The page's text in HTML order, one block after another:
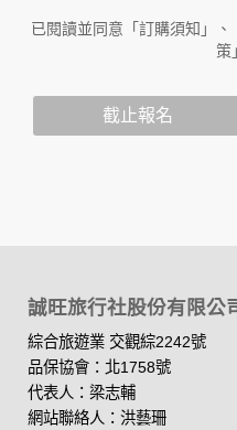
人員。例如您透過本公司旗
放連結的廠商也可能蒐集您
人資訊，這些廣告廠商或連
您個人在本網站上的聊天室
於一般瀏覽時，伺服器會自
設備的 IP 位址、使用時間、
錄等，做為我們增進網站服
用，決不對外公布。
為提供精確的服務，我們會
分析，分析結果之統計數據
已閱讀並同意「訂購須知」
策
截止報名
誠旺旅行社股份有限公
綜合旅遊業 交觀綜2242號
品保協會：北1758號
代表人：梁志輔
網站聯絡人：洪藝珊